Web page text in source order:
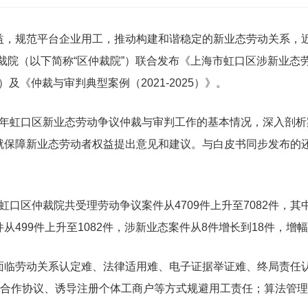
范平台企业用工，推动构建和谐稳定的新业态劳动关系，
院（以下简称“区仲裁院”）联合发布《上海市虹口区涉新业
及《仲裁与审判典型案例（2021-2025）》。
区新业态劳动争议仲裁与审判工作的基本情况，深入剖析
障新业态劳动者权益提出意见和建议。与白皮书同步发布的
仲裁院共受理劳动争议案件从4709件上升至7082件，其
499件上升至1082件，涉新业态案件从8件增长到18件，增
动关系认定难、法律适用难、电子证据举证难、终局责任
作协议、诱导注册个体工商户等方式规避用工责任；算法管